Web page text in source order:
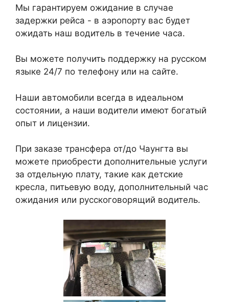
Мы гарантируем ожидание в случае
задержки рейса - в аэропорту вас будет
ожидать наш водитель в течение часа.
Вы можете получить поддержку на русском
языке 24/7 по телефону или на сайте.
Наши автомобили всегда в идеальном
состоянии, а наши водители имеют богатый
опыт и лицензии.
При заказе трансфера от/до Чаунгта вы
можете приобрести дополнительные услуги
за отдельную плату, такие как детские
кресла, питьевую воду, дополнительный час
ожидания или русскоговорящий водитель.